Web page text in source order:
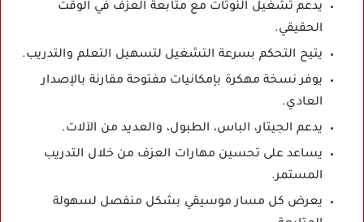
يدعم تشغيل النوتات مع متابعة العزف في الوقت
الحقيقي.
يتيح التحكم بسرعة التشغيل لتسهيل التعلم والتدريب.
يوفر نسخة مهكرة بإمكانيات مفتوحة مقارنة بالإصدار
العادي.
يدعم الجيتار، الباس، الطبول، والعديد من الآلات.
يساعد على تحسين مهارات العزف من خلال التدريب
المستمر.
يعرض كل مسار موسيقي بشكل منفصل لسهولة